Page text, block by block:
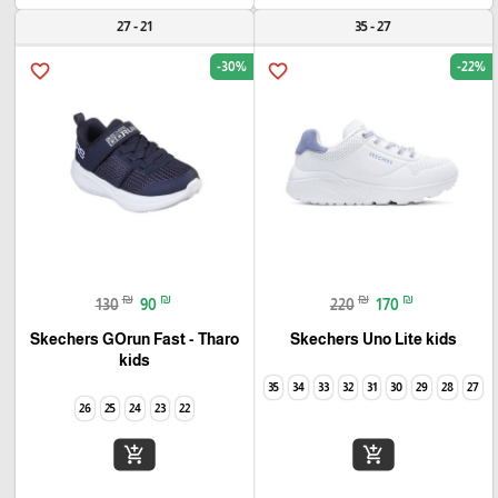
27 - 35
favorite_border -22%
220 ₪ 170 ₪
Skechers Uno Lite kids
27
28
29
30
31
32
33
34
35
add_shopping_cart
21 - 27
favorite_border -30%
130 ₪ 90 ₪
Skechers GOrun Fast - Tharo
kids
22
23
24
25
26
add_shopping_cart